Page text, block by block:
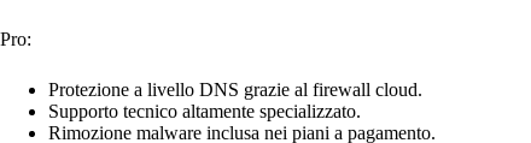
Pro:
Protezione a livello DNS grazie al firewall cloud.
Supporto tecnico altamente specializzato.
Rimozione malware inclusa nei piani a pagamento.